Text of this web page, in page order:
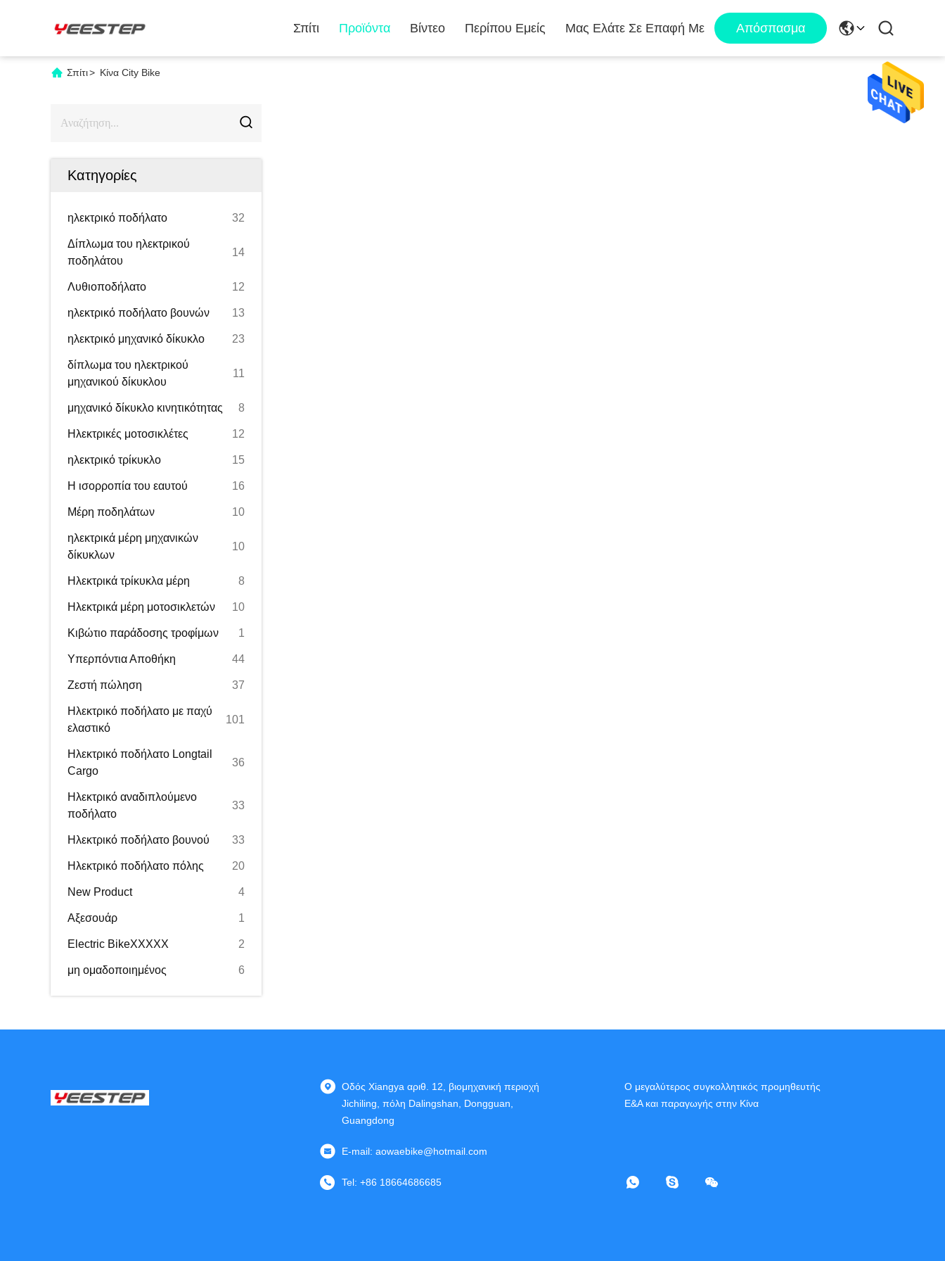
Σπίτι Προϊόντα Βίντεο Περίπου Εμείς Μας Ελάτε Σε Επαφή Με Απόσπασμα
Σπίτι> Κίνα City Bike
Κατηγορίες
ηλεκτρικό ποδήλατο 32
Δίπλωμα του ηλεκτρικού
ποδηλάτου
14
Λυθιοποδήλατο 12
ηλεκτρικό ποδήλατο βουνών 13
ηλεκτρικό μηχανικό δίκυκλο 23
δίπλωμα του ηλεκτρικού
μηχανικού δίκυκλου
11
μηχανικό δίκυκλο κινητικότητας 8
Ηλεκτρικές μοτοσικλέτες 12
ηλεκτρικό τρίκυκλο 15
Η ισορροπία του εαυτού 16
Μέρη ποδηλάτων 10
ηλεκτρικά μέρη μηχανικών
δίκυκλων
10
Ηλεκτρικά τρίκυκλα μέρη 8
Ηλεκτρικά μέρη μοτοσικλετών 10
Κιβώτιο παράδοσης τροφίμων 1
Υπερπόντια Αποθήκη 44
Ζεστή πώληση 37
Ηλεκτρικό ποδήλατο με παχύ
ελαστικό
101
Ηλεκτρικό ποδήλατο Longtail
Cargo
36
Ηλεκτρικό αναδιπλούμενο
ποδήλατο
33
Ηλεκτρικό ποδήλατο βουνού 33
Ηλεκτρικό ποδήλατο πόλης 20
New Product 4
Αξεσουάρ 1
Electric BikeXXXXX 2
μη ομαδοποιημένος 6
Οδός Xiangya αριθ. 12, βιομηχανική περιοχή
Jichiling, πόλη Dalingshan, Dongguan,
Guangdong
E-mail: aowaebike@hotmail.com
Tel: +86 18664686685
Ο μεγαλύτερος συγκολλητικός προμηθευτής
Ε&Α και παραγωγής στην Κίνα